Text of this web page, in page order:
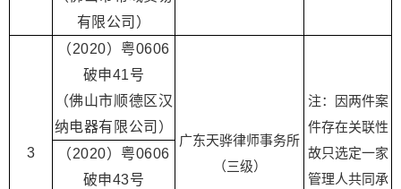
有限公司）
3
（2020）粤0606
破申41号
（佛山市顺德区汉
纳电器有限公司）
广东天骅律师事务所
（三级）
注：因两件案
件存在关联性
故只选定一家
管理人共同承
（2020）粤0606
破申43号